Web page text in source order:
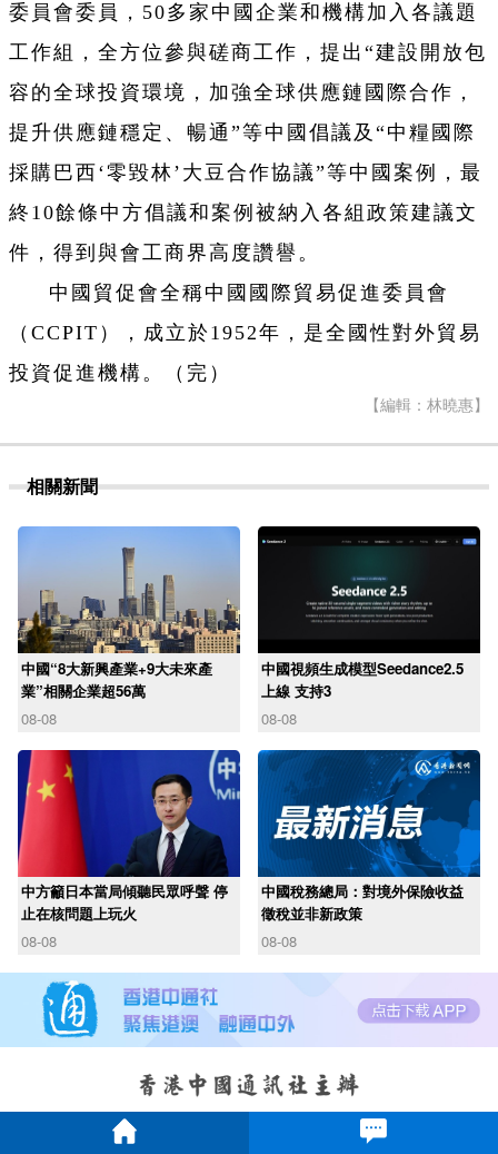
委員會委員，50多家中國企業和機構加入各議題
工作組，全方位參與磋商工作，提出“建設開放包
容的全球投資環境，加強全球供應鏈國際合作，
提升供應鏈穩定、暢通”等中國倡議及“中糧國際
採購巴西‘零毀林’大豆合作協議”等中國案例，最
終10餘條中方倡議和案例被納入各組政策建議文
件，得到與會工商界高度讚譽。
中國貿促會全稱中國國際貿易促進委員會
（CCPIT），成立於1952年，是全國性對外貿易
投資促進機構。（完）
【編輯：林曉惠】
相關新聞
中國“8大新興產業+9大未來產
業”相關企業超56萬
08-08
中國視頻生成模型Seedance2.5
上線 支持3
08-08
中方籲日本當局傾聽民眾呼聲 停
止在核問題上玩火
08-08
中國稅務總局：對境外保險收益
徵稅並非新政策
08-08